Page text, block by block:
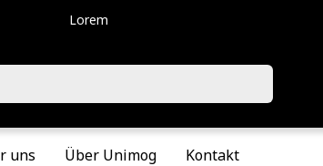
Die Niederlande
Lorem
uns Über Unimog Kontakt